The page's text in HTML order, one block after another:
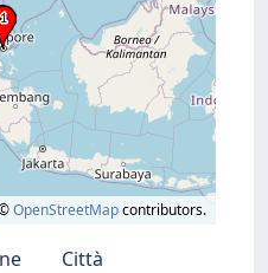
OpenStreetMapcontributors.
Città